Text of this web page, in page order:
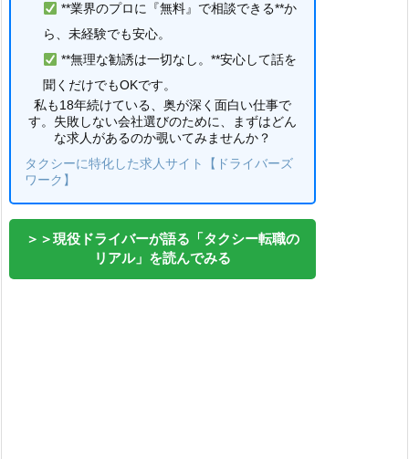
**業界のプロに『無料』で相談できる**か
ら、未経験でも安心。
**無理な勧誘は一切なし。**安心して話を
聞くだけでもOKです。
私も18年続けている、奥が深く面白い仕事で
す。失敗しない会社選びのために、まずはどん
な求人があるのか覗いてみませんか？
タクシーに特化した求人サイト【ドライバーズ
ワーク】
＞＞現役ドライバーが語る「タクシー転職の
リアル」を読んでみる